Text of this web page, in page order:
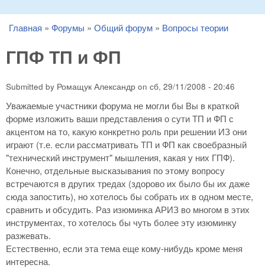
You are here
Главная » Форумы » Общий форум » Вопросы теории
ГПФ ТП и ФП
Submitted by Ромащук Александр on сб, 29/11/2008 - 20:46
Уважаемые участники форума не могли бы Вы в краткой
форме изложить ваши представления о сути ТП и ФП с
акцентом на то, какую конкретно роль при решении ИЗ они
играют (т.е. если рассматривать ТП и ФП как своебразный
"технический инструмент" мышления, какая у них ГПФ).
Конечно, отдельные высказывания по этому вопросу
встречаются в других тредах (здорово их было бы их даже
сюда запостить), но хотелось бы собрать их в одном месте,
сравнить и обсудить. Раз изюминка АРИЗ во многом в этих
инструментах, то хотелось бы чуть более эту изюминку
разжевать.
Естественно, если эта тема еще кому-нибудь кроме меня
интересна.